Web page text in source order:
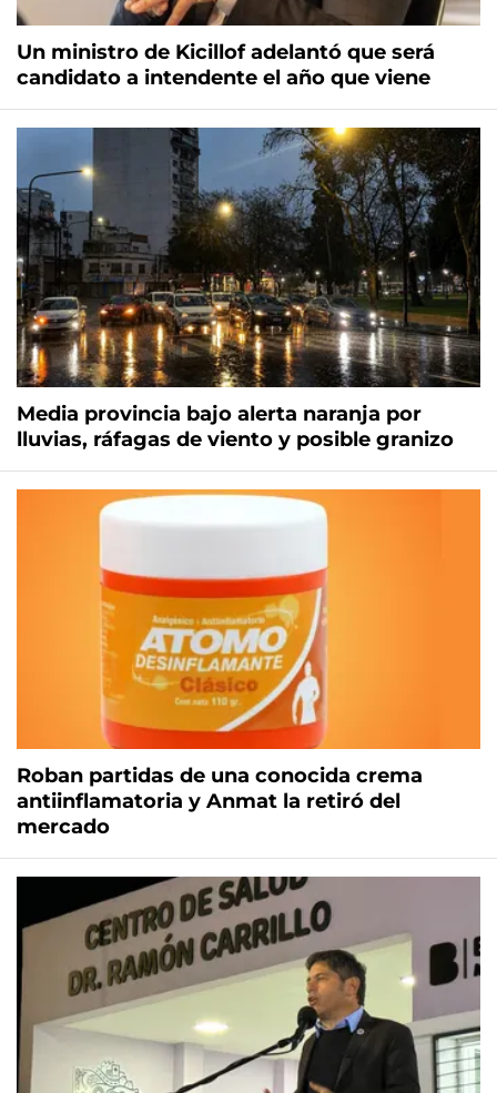
Un ministro de Kicillof adelantó que será
candidato a intendente el año que viene
Media provincia bajo alerta naranja por
lluvias, ráfagas de viento y posible granizo
Roban partidas de una conocida crema
antiinflamatoria y Anmat la retiró del
mercado